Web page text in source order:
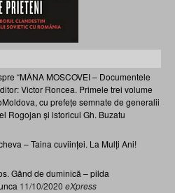
“MÂNA MOSCOVEI – Documentele
Victor Roncea. Primele trei volume
cu prefețe semnate de generalii
Rogojan și istoricul Gh. Buzatu
– Taina cuviinței. La Mulți Ani!
Gând de duminică – pilda
11/10/2020 eXpress